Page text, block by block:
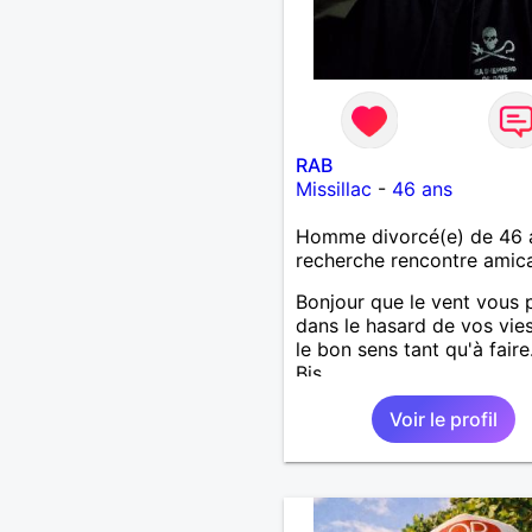
RAB
Missillac - 46 ans
Homme divorcé(e) de 46
recherche rencontre
Bonjour que le vent vous
dans le hasard de vos
le bon sens tant qu'à
Bis.
Voir le profil